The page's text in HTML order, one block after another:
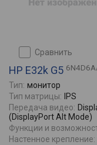
сравнить
HP E32k G5
Тип: монитор
Тип матрицы:
IPS
Передача видео:
(DisplayPort Alt Mode)
Функции и
Настенное крепление: